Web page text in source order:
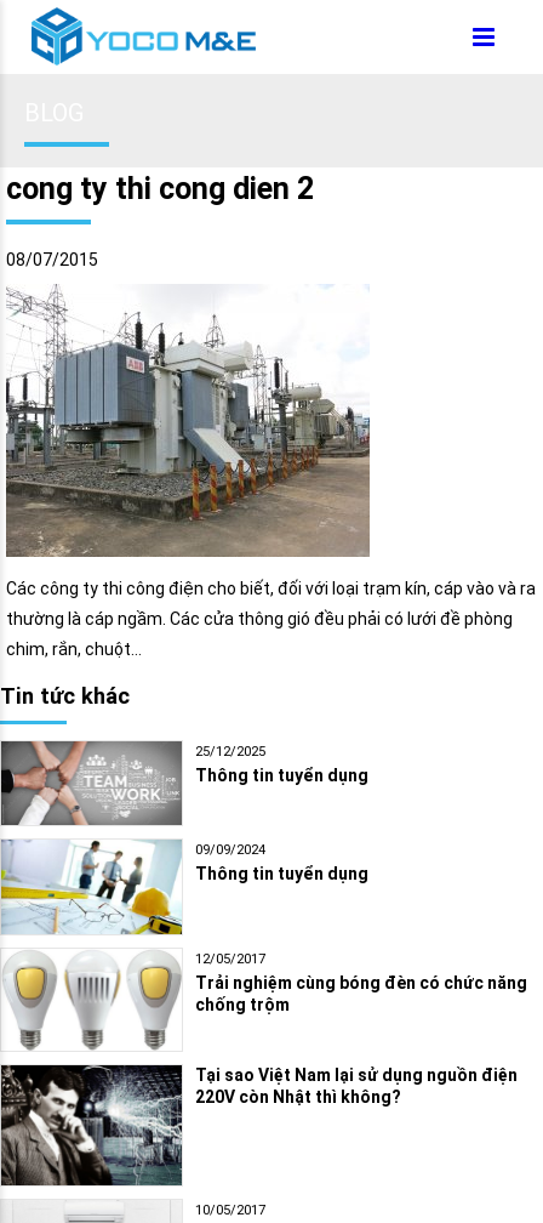
cong ty thi cong dien 2
08/07/2015
Các công ty thi công điện cho biết, đối với loại trạm kín, cáp vào và ra
thường là cáp ngầm. Các cửa thông gió đều phải có lưới đề phòng
chim, rắn, chuột…
Tin tức khác
25/12/2025
Thông tin tuyển dụng
09/09/2024
Thông tin tuyển dụng
12/05/2017
Trải nghiệm cùng bóng đèn có chức năng
chống trộm
Tại sao Việt Nam lại sử dụng nguồn điện
220V còn Nhật thì không?
10/05/2017